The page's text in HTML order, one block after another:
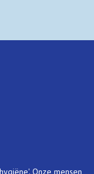
Onze mensen